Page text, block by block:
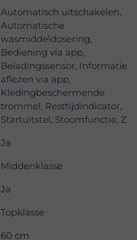
Automatisch uitschakelen,
Automatische
wasmiddeldosering,
Bediening via app,
Beladingssensor, Informatie
aflezen via app,
Kledingbeschermende
trommel, Resttijdindicator,
Startuitstel, Stoomfunctie, Z
Ja
Middenklasse
Ja
Topklasse
60 cm